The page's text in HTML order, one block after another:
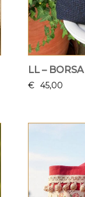
LL – BORSA
€ 45,00